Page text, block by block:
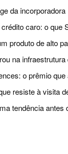
da incorporadora
caro: o que
produto de alto
na
o prêmio
resiste à visita
tendência antes